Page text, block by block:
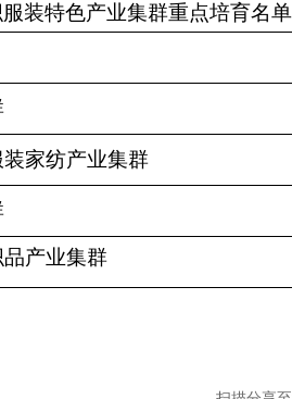
装特色产业集群重点培育名
家纺产业集群
产业集群